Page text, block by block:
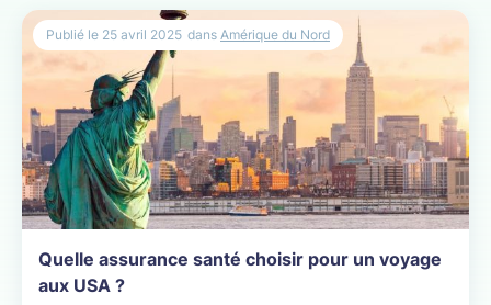
Quelle assurance santé choisir pour un voyage
aux USA ?
Publié le 25 avril 2025 dans Amérique du Nord